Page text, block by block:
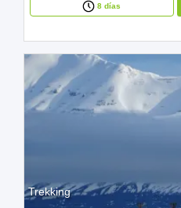
8 días
Trekking